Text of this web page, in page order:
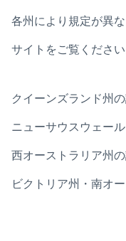
各州により規定が異
サイトをご覧ください
クイーンズランド州
ニューサウスウェー
西オーストラリア州
ビクトリア州・南オ